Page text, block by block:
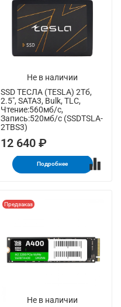
Не в наличии
SSD ТЕСЛА (TESLA) 2Тб,
2.5", SATA3, Bulk, TLC,
Чтение:560мб/с,
Запись:520мб/с (SSDTSLA-
2TBS3)
12 640 ₽
Подробнее
Не в наличии
Предзаказ